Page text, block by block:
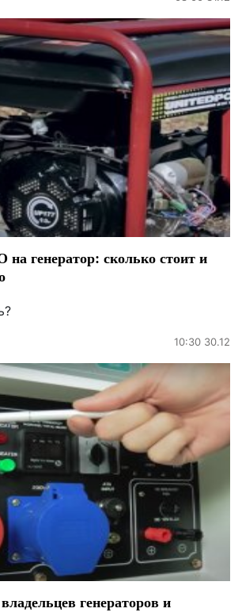
на генератор: сколько стоит и
10:30 30.12
генераторов и